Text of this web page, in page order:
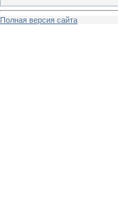
Полная версия сайта